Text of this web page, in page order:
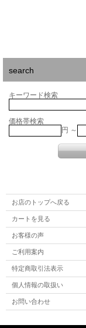
search
キーワード検索
価格帯検索
円 ～
お店のトップへ戻る
カートを見る
お客様の声
ご利用案内
特定商取引法表示
個人情報の取扱い
お問い合わせ